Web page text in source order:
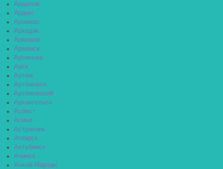
Ардатов
Ардон
Арзамас
Аркадак
Армавир
Армянск
Арсеньев
Арск
Артём
Артёмовск
Артёмовский
Архангельск
Асбест
Асино
Астрахань
Аткарск
Ахтубинск
Ачинск
Ачхой-Мартан